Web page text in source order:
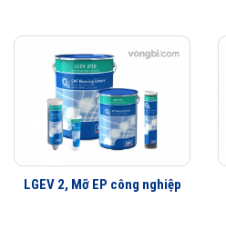
LGEV 2, Mỡ EP công nghiệp